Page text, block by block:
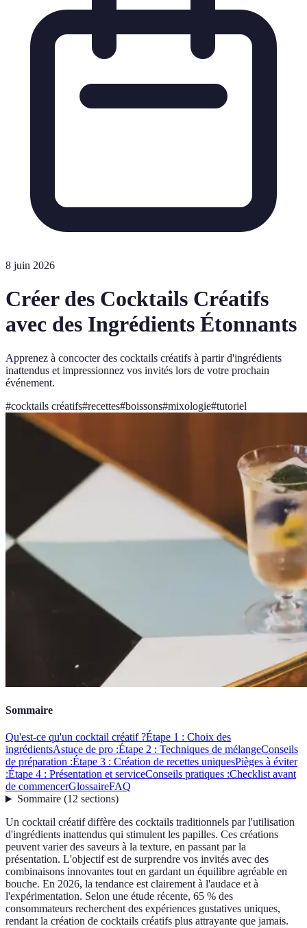
8 juin 2026
Créer des Cocktails Créatifs
avec des Ingrédients Étonnants
Apprenez à concocter des cocktails créatifs à partir d'ingrédients
inattendus et impressionnez vos invités lors de votre prochain
événement.
#cocktails créatifs#recettes#boissons#mixologie#tutoriel
Sommaire
Qu'est-ce qu'un cocktail créatif ?Étape 1 : Choix des
ingrédientsAstuce de pro :Étape 2 : Techniques de mélangeConseils
de préparation :Étape 3 : Création de recettes uniquesPièges à éviter
:Étape 4 : Présentation et serviceConseils pratiques :Checklist avant
de commencerGlossaireFAQ
Sommaire(12 sections)
Un cocktail créatif diffère des cocktails traditionnels par l'utilisation
d'ingrédients inattendus qui stimulent les papilles. Ces créations
peuvent varier des saveurs à la texture, en passant par la
présentation. L'objectif est de surprendre vos invités avec des
combinaisons innovantes tout en gardant un équilibre agréable en
bouche. En 2026, la tendance est clairement à l'audace et à
l'expérimentation. Selon une étude récente, 65 % des
consommateurs recherchent des expériences gustatives uniques,
rendant la création de cocktails créatifs plus attrayante que jamais.